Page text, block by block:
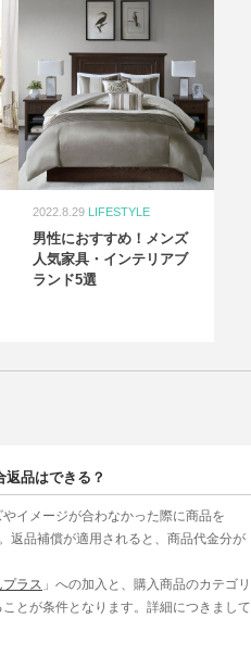
2022.8.29 LIFESTYLE
男性におすすめ！メンズ
人気家具・インテリアブ
ランド5選
品はできる？
イメージが合わなかった際に商品を
返品補償が適用されると、商品代金分が
ラス 」への加入と、購入商品のカテゴリ
とが条件となります。詳細につきまして